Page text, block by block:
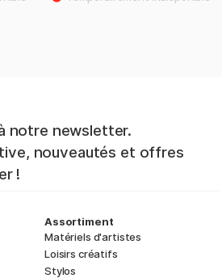
notre newsletter.
nouveautés et offres
!
Assortiment
Matériels d'artistes
Loisirs créatifs
Stylos